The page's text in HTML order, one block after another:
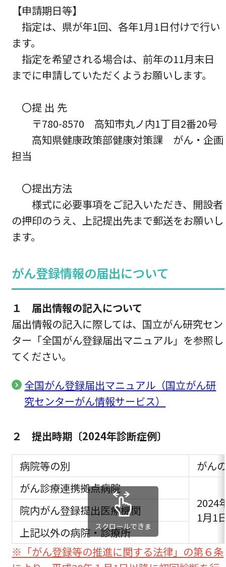
【申請期日等】
指定は、県が年1回、各年1月1日付けで行い
ます。
指定を希望される場合は、前年の11月末日
までに申請していただくようお願いします。
〇提 出 先
〒780-8570 高知市丸ノ内1丁目2番20号
高知県健康政策部健康対策課 がん・企画
担当
〇提出方法
様式に必要事項をご記入いただき、開設者
の押印のうえ、上記提出先まで郵送をお願いし
ます。
がん登録情報の届出について
１ 届出情報の記入について
届出情報の記入に際しては、国立がん研究セン
ター「全国がん登録届出マニュアル」を参照し
てください。
全国がん登録届出マニュアル（国立がん研
究センターがん情報サービス）
２ 提出時期〔2024年診断症例〕
病院等の別
がん
がん診療連携拠点病院
2024
1月1
院内がん登録提出医療機関
上記以外の病院・診療所
スクロールできま
す
※「がん登録等の推進に関する法律」の第６条